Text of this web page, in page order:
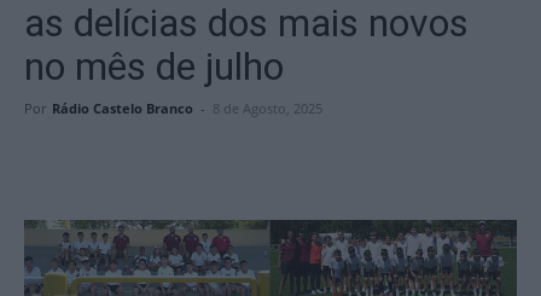
as delícias dos mais novos
no mês de julho
Por Rádio Castelo Branco - 8 de Agosto, 2025